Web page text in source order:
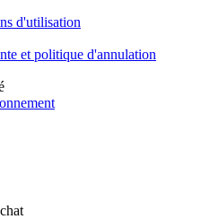
d'utilisation
et politique d'annulation